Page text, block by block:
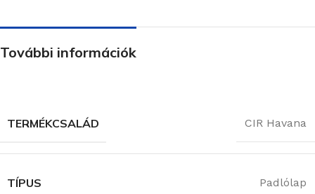
További információk
TERMÉKCSALÁD CIR Havana
TÍPUS Padlólap